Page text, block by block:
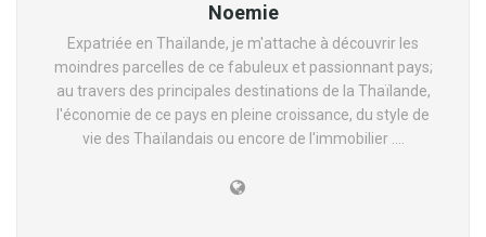
Noemie
Expatriée en Thaïlande, je m'attache à découvrir les
moindres parcelles de ce fabuleux et passionnant pays;
au travers des principales destinations de la Thaïlande,
l'économie de ce pays en pleine croissance, du style de
vie des Thaïlandais ou encore de l'immobilier ....